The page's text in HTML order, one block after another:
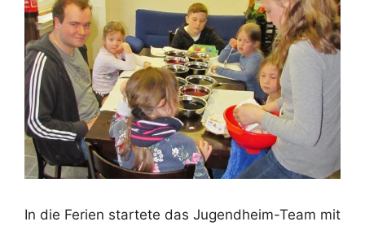
In die Ferien startete das Jugendheim-Team mit